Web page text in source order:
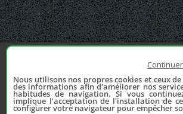
Nous utilisons nos propres cookies et ceux
des informations afin d'améliorer nos
habitudes de navigation. Si vous
implique l'acceptation de l'installation de
configurer votre navigateur pour empêcher